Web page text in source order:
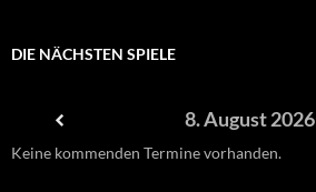
DIE NÄCHSTEN SPIELE
8. August 2026
Keine kommenden Termine vorhanden.